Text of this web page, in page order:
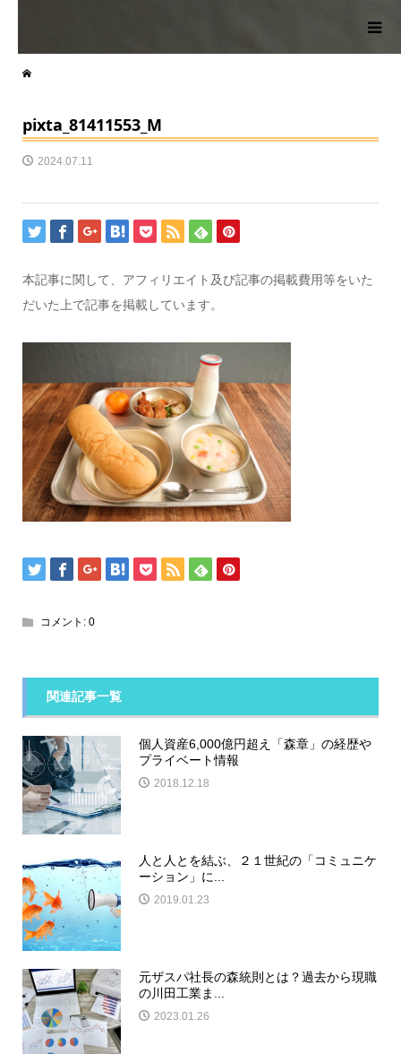
pixta_81411553_M
2024.07.11
本記事に関して、アフィリエイト及び記事の掲載費用等をいた
だいた上で記事を掲載しています。
コメント: 0
関連記事一覧
個人資産6,000億円超え「森章」の経歴や
プライベート情報
2018.12.18
人と人とを結ぶ、２１世紀の「コミュニケ
ーション」に...
2019.01.23
元ザスパ社長の森統則とは？過去から現職
の川田工業ま...
2023.01.26